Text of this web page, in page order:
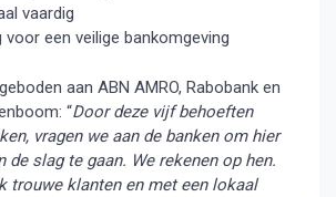
vaardig
voor een veilige bankomgeving
aan ABN AMRO, Rabobank en
“Door deze vijf behoeften
vragen we aan de banken om hier
de slag te gaan. We rekenen op hen.
trouwe klanten en met een lokaal